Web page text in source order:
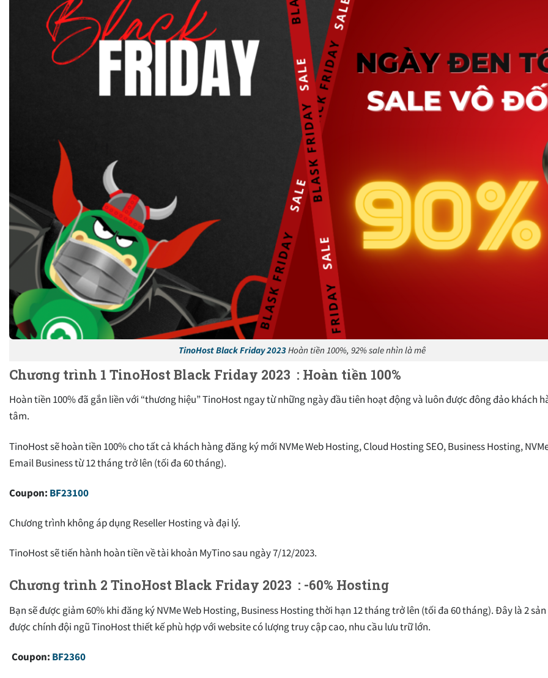
TinoHost Black Friday 2023Hoàn tiền 100%, 92% sale nhìn là mê
Chương trình 1 TinoHost Black Friday 2023 : Hoàn tiền 100%
Hoàn tiền 100% đã gắn liền với “thương hiệu” TinoHost ngay từ những ngày đầu tiên hoạt động và luôn được đông đảo khách
tâm.
TinoHost sẽ hoàn tiền 100% cho tất cả khách hàng đăng ký mới NVMe Web Hosting, Cloud Hosting SEO, Business Hosting,
Email Business từ 12 tháng trở lên (tối đa 60 tháng).
Coupon: BF23100
Chương trình không áp dụng Reseller Hosting và đại lý.
TinoHost sẽ tiến hành hoàn tiền về tài khoản MyTino sau ngày 7/12/2023.
Chương trình 2 TinoHost Black Friday 2023 : -60% Hosting
Bạn sẽ được giảm 60% khi đăng ký NVMe Web Hosting, Business Hosting thời hạn 12 tháng trở lên (tối đa 60 tháng). Đây là 2
được chính đội ngũ TinoHost thiết kế phù hợp với website có lượng truy cập cao, nhu cầu lưu trữ lớn.
Coupon: BF2360